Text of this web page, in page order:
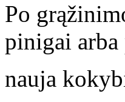
Po
pinigai arba
nauja